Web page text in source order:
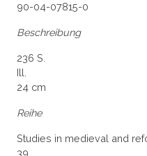
90-04-07815-0
Beschreibung
236 S.
Ill.
24 cm
Reihe
Studies in medieval and
39